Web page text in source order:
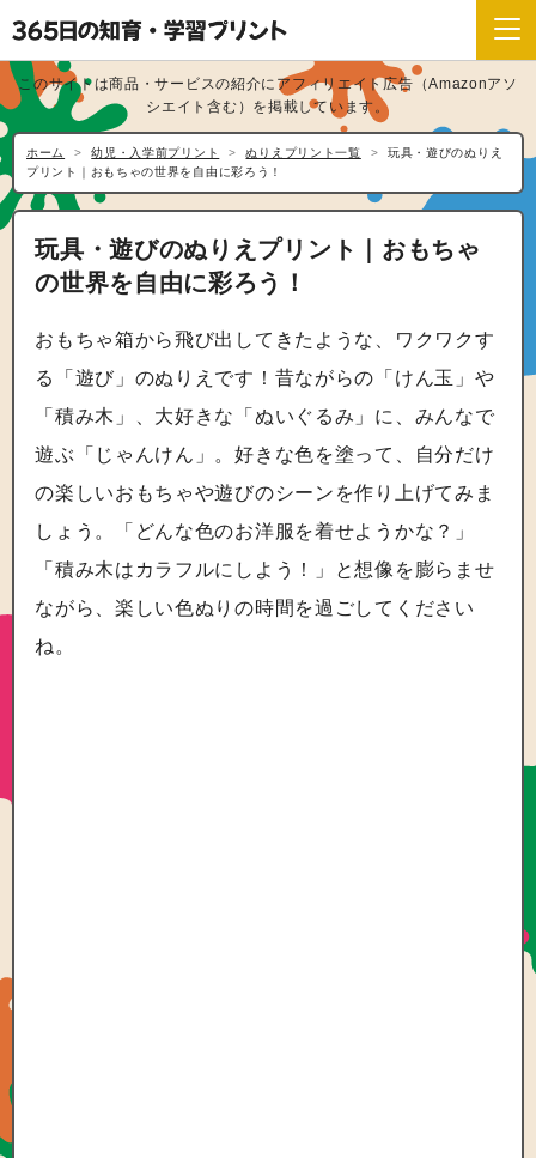
このサイトは商品・サービスの紹介にアフィリエイト広告（Amazonアソ
シエイト含む）を掲載しています。
ホーム 幼児・入学前プリント ぬりえプリント一覧
玩具・遊びのぬりえ
プリント｜おもちゃの世界を自由に彩ろう！
玩具・遊びのぬりえプリント｜おもちゃ
の世界を自由に彩ろう！
おもちゃ箱から飛び出してきたような、ワクワクす
る「遊び」のぬりえです！昔ながらの「けん玉」や
「積み木」、大好きな「ぬいぐるみ」に、みんなで
遊ぶ「じゃんけん」。好きな色を塗って、自分だけ
の楽しいおもちゃや遊びのシーンを作り上げてみま
しょう。「どんな色のお洋服を着せようかな？」
「積み木はカラフルにしよう！」と想像を膨らませ
ながら、楽しい色ぬりの時間を過ごしてください
ね。